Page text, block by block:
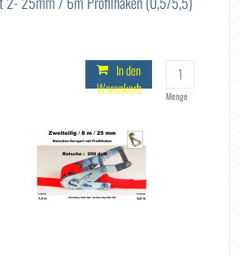
Menge
In den
Warenkorb